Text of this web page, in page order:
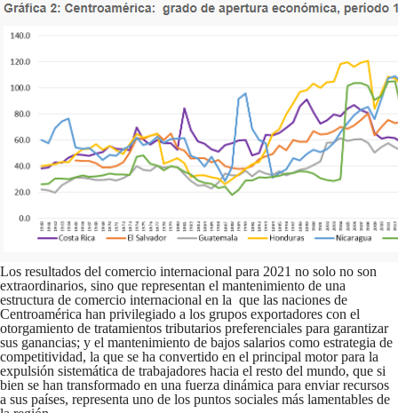
Los resultados del comercio internacional para 2021 no solo no son
extraordinarios, sino que representan el mantenimiento de una
estructura de comercio internacional en la que las naciones de
Centroamérica han privilegiado a los grupos exportadores con el
otorgamiento de tratamientos tributarios preferenciales para garantizar
sus ganancias; y el mantenimiento de bajos salarios como estrategia de
competitividad, la que se ha convertido en el principal motor para la
expulsión sistemática de trabajadores hacia el resto del mundo, que si
bien se han transformado en una fuerza dinámica para enviar recursos
a sus países, representa uno de los puntos sociales más lamentables de